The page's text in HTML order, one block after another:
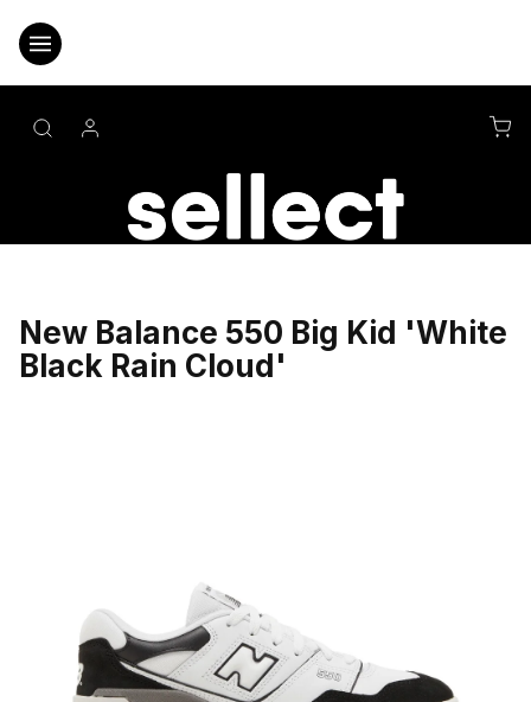
obsah
New Balance 550 Big Kid 'White
Black Rain Cloud'